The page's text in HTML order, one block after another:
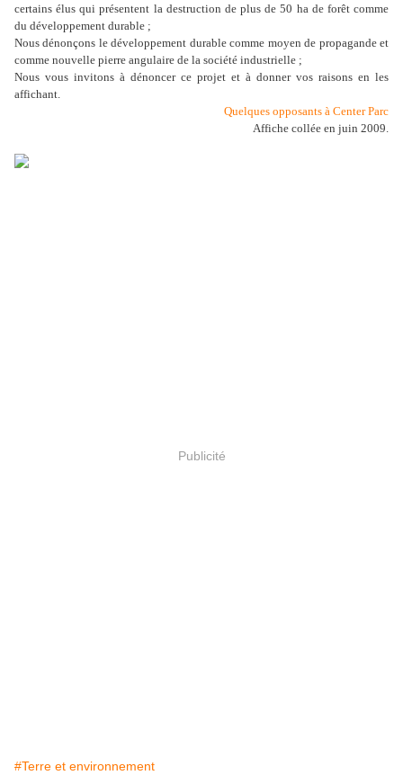
certains élus qui présentent la destruction de plus de 50 ha de forêt comme
du développement durable ;
Nous dénonçons le développement durable comme moyen de propagande et
comme nouvelle pierre angulaire de la société industrielle ;
Nous vous invitons à dénoncer ce projet et à donner vos raisons en les
affichant.
Quelques opposants à Center Parc
Affiche collée en juin 2009.
Publicité
#Terre et environnement